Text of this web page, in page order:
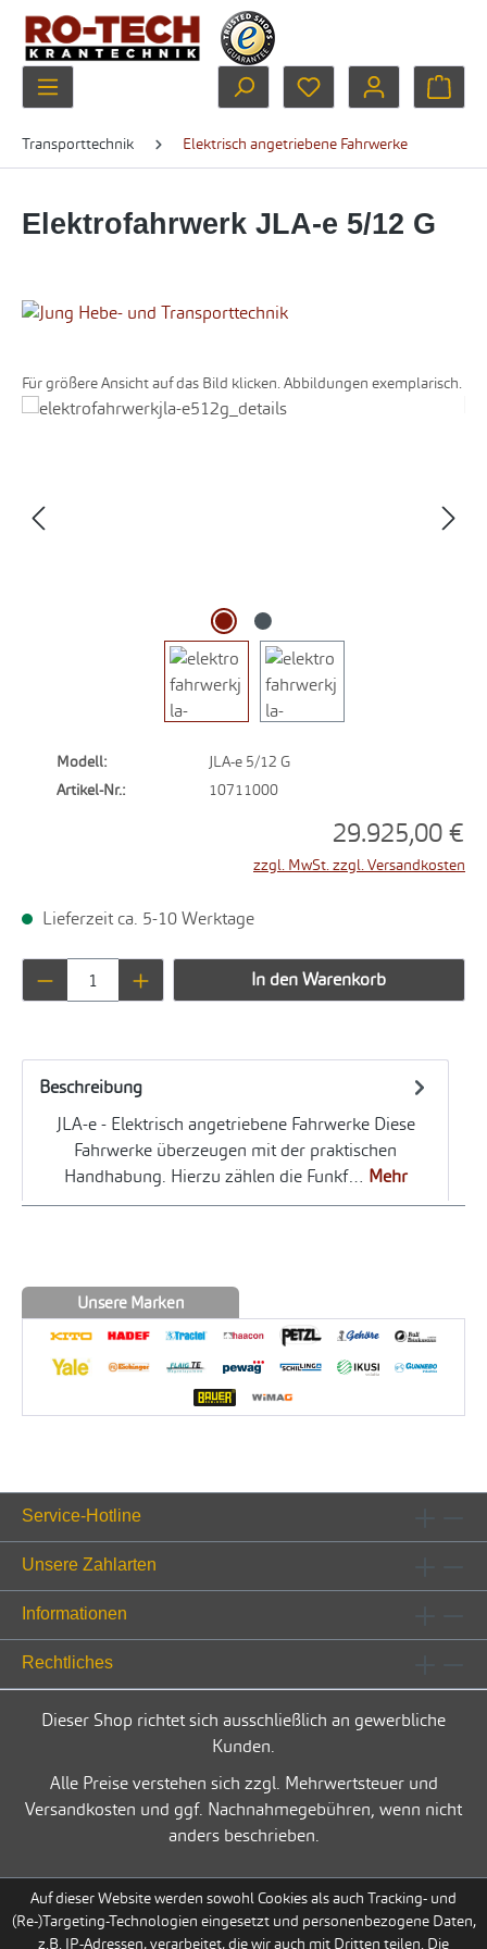
Zum Hauptinhalt springen
Du hast 0 Produkte
Transporttechnik Elektrisch angetriebene Fahrwerke
Elektrofahrwerk JLA-e 5/12 G
Für größere Ansicht auf das Bild klicken. Abbildungen exemplarisch.
Bildergalerie überspringen
Modell:
JLA-e 5/12 G
Artikel-Nr.:
10711000
29.925,00 €
zzgl. MwSt. zzgl. Versandkosten
Lieferzeit ca. 5-10 Werktage
Produkt Anzahl: Gib den gewünschten
In den Warenkorb
Beschreibung
JLA-e - Elektrisch angetriebene Fahrwerke Diese
Fahrwerke überzeugen mit der praktischen
Handhabung. Hierzu zählen die Funkf… Mehr
Unsere Marken
Service-Hotline
Unsere Zahlarten
Informationen
Rechtliches
Dieser Shop richtet sich ausschließlich an gewerbliche
Kunden.
Alle Preise verstehen sich zzgl. Mehrwertsteuer und
Versandkosten und ggf. Nachnahmegebühren, wenn nicht
anders beschrieben.
Auf dieser Website werden sowohl Cookies als auch Tracking- und
(Re-)Targeting-Technologien eingesetzt und personenbezogene Daten,
z.B. IP-Adressen, verarbeitet, die wir auch mit Dritten teilen. Die